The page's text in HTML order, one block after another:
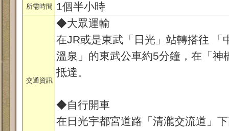
所需時間 1個半小時
交通資訊
◆大眾運輸
在JR或是東武「日光」站轉搭往 「
溫泉」的東武公車約5分鐘，在「神
抵達。
◆自行開車
在日光宇都宮道路「清瀧交流道」